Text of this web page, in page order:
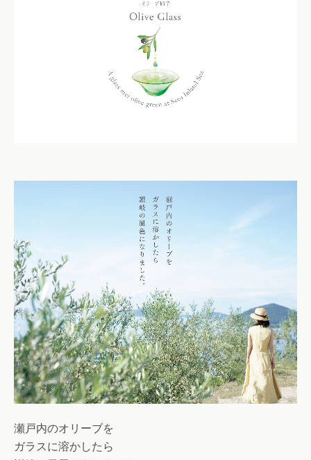
瀬戸内のオリーブを
ガラスに溶かしたら